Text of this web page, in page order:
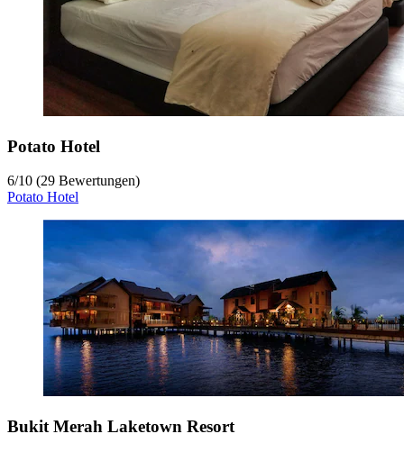
Potato Hotel
6/10 (29 Bewertungen)
Potato Hotel
Bukit Merah Laketown Resort